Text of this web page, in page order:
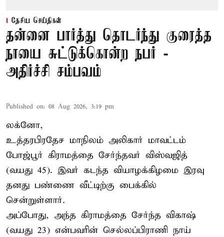
தேசிய செய்திகள்
தன்னை பார்த்து தொடர்ந்து குரைத்த
நாயை சுட்டுக்கொன்ற நபர் -
அதிர்ச்சி சம்பவம்
Published on: 08 Aug 2026, 3:19 pm
லக்னோ,
உத்தரபிரதேச மாநிலம் அலிகார் மாவட்டம்
போஜ்பூர் கிராமத்தை சேர்ந்தவர் விஸ்வஜித்
(வயது 45). இவர் கடந்த வியாழக்கிழமை இரவு
தனது பண்ணை வீட்டிற்கு பைக்கில்
சென்றுள்ளார்.
அப்போது, அந்த கிராமத்தை சேர்ந்த விகாஷ்
(வயது 23) என்பவரின் செல்லப்பிராணி நாய்